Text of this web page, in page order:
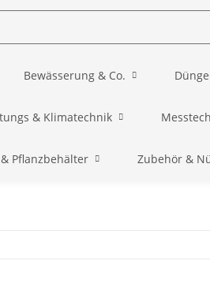
Bewässerung & Co.
& Klimatechnik
Pflanzbehälter Zubehör &